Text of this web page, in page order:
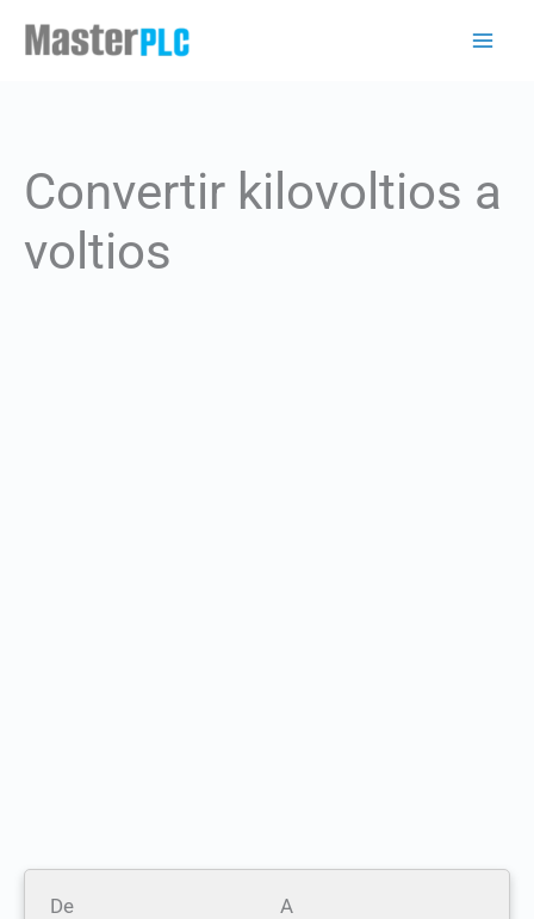
Convertir kilovoltios a
voltios
De A